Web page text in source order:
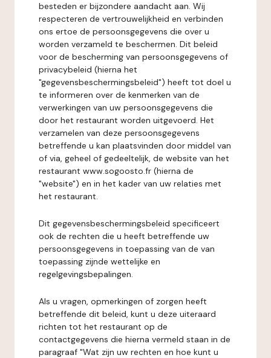
besteden er bijzondere aandacht aan. Wij
respecteren de vertrouwelijkheid en verbinden
ons ertoe de persoonsgegevens die over u
worden verzameld te beschermen. Dit beleid
voor de bescherming van persoonsgegevens of
privacybeleid (hierna het
"gegevensbeschermingsbeleid") heeft tot doel u
te informeren over de kenmerken van de
verwerkingen van uw persoonsgegevens die
door het restaurant worden uitgevoerd. Het
verzamelen van deze persoonsgegevens
betreffende u kan plaatsvinden door middel van
of via, geheel of gedeeltelijk, de website van het
restaurant www.sogoosto.fr (hierna de
"website") en in het kader van uw relaties met
het restaurant.
Dit gegevensbeschermingsbeleid specificeert
ook de rechten die u heeft betreffende uw
persoonsgegevens in toepassing van de van
toepassing zijnde wettelijke en
regelgevingsbepalingen.
Als u vragen, opmerkingen of zorgen heeft
betreffende dit beleid, kunt u deze uiteraard
richten tot het restaurant op de
contactgegevens die hierna vermeld staan in de
paragraaf "Wat zijn uw rechten en hoe kunt u